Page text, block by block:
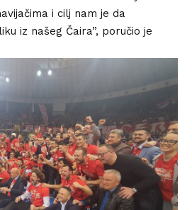
i cilj nam je da
iz našeg Čaira”, poručio je